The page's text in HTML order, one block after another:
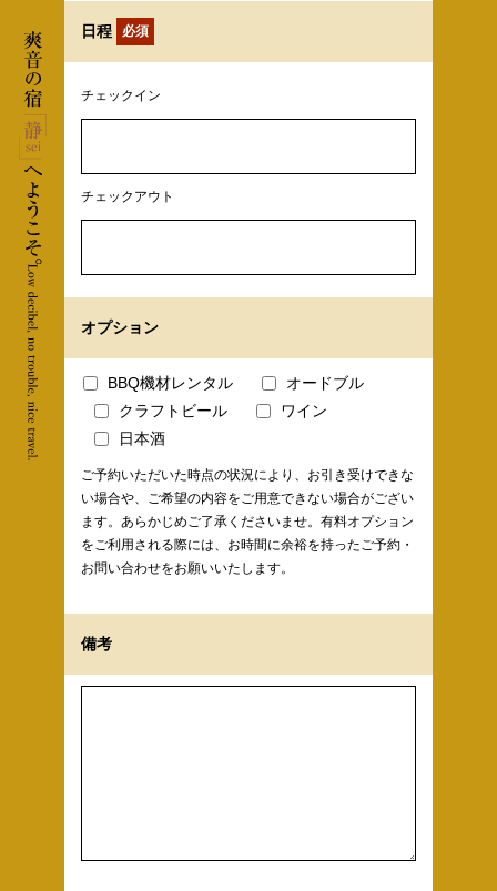
日程 必須
チェックイン
チェックアウト
オプション
BBQ機材レンタル
オードブル
クラフトビール
ワイン
日本酒
ご予約いただいた時点の状況により、お引き受けできな
い場合や、ご希望の内容をご用意できない場合がござい
ます。あらかじめご了承くださいませ。有料オプション
をご利用される際には、お時間に余裕を持ったご予約・
お問い合わせをお願いいたします。
備考